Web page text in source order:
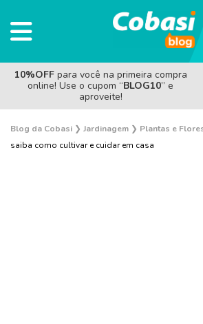
10%OFF para você na primeira compra
online! Use o cupom “BLOG10” e
aproveite!
Blog da Cobasi ❯ Jardinagem ❯ Plantas e
saiba como cultivar e cuidar em casa